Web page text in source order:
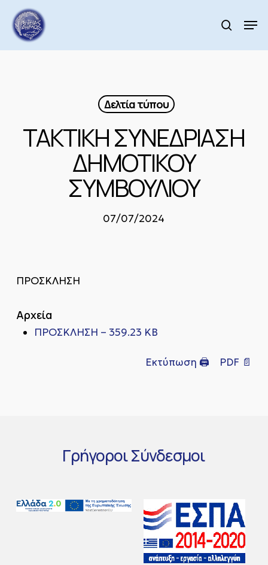
main
content
search
Δελτία τύπου
ΤΑΚΤΙΚΗ ΣΥΝΕΔΡΙΑΣΗ
ΔΗΜΟΤΙΚΟΥ
ΣΥΜΒΟΥΛΙΟΥ
07/07/2024
ΠΡΟΣΚΛΗΣΗ
Αρχεία
ΠΡΟΣΚΛΗΣΗ – 359.23 KB
Εκτύπωση 🖨 PDF 📄
ΓρήγοροιΣύνδεσμοι
Menu